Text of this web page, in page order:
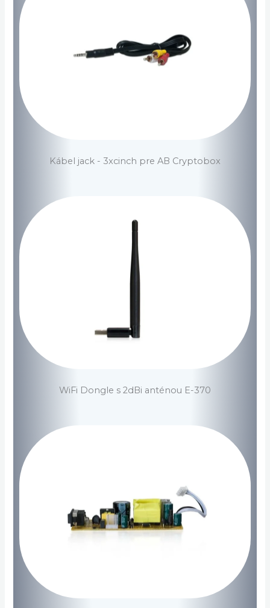
Kábel jack - 3xcinch pre AB Cryptobox
WiFi Dongle s 2dBi anténou E-370